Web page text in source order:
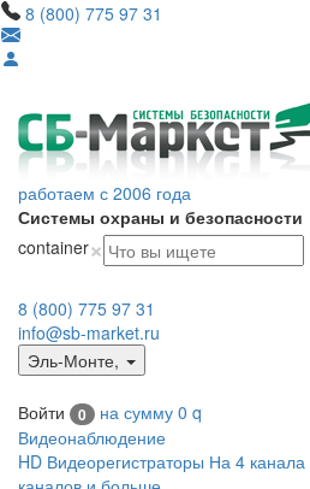
8 (800) 775 97 31
работаем с 2006 года
Системы охраны и безопасности
container×
8 (800) 775 97 31
info@sb-market.ru
Эль-Монте,
Войти 0 на сумму 0 q
Видеонаблюдение
HD Видеорегистраторы На 4 канала